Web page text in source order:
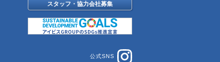
スタッフ・協力会社募集
公式SNS